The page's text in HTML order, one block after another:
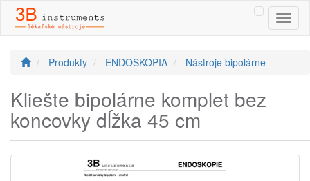
Produkty ENDOSKOPIA Nástroje bipolárne
Kliešte bipolárne komplet bez
koncovky dĺžka 45 cm